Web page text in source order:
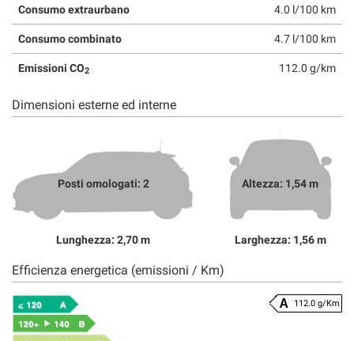
Consumo extraurbano 4.0 l/100 km
Consumo combinato 4.7 l/100 km
Emissioni CO2 112.0 g/km
Dimensioni esterne ed interne
Posti omologati: 2
Lunghezza: 2,70 m
Altezza: 1,54 m
Larghezza: 1,56 m
Efficienza energetica (emissioni / Km)
112.0 g/Km